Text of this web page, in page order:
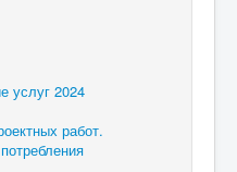
услуг 2024
работ.